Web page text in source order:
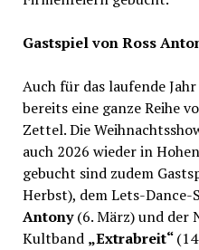
Gastspiel von Ross
Auch für das laufende
bereits eine ganze Reihe
Zettel. Die
auch 2026 wieder in
gebucht sind zudem
Herbst), dem Lets-
Antony(6. März) und der
Kultband „Extrabreit“